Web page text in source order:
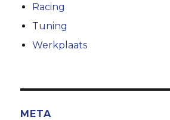
Racing
Tuning
Werkplaats
META